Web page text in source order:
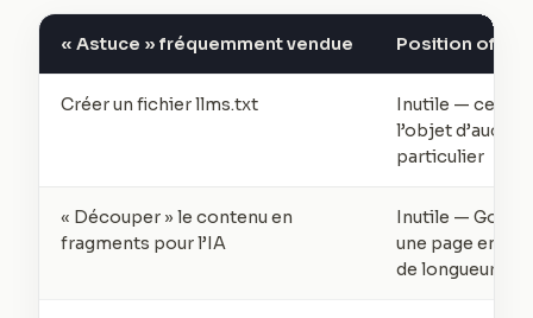
« Astuce » fréquemment vendue Position
Créer un fichier llms.txt
Inutile — ces
l’objet
particulier
« Découper » le contenu en
fragments pour l’IA
Inutile —
une page
de longueur